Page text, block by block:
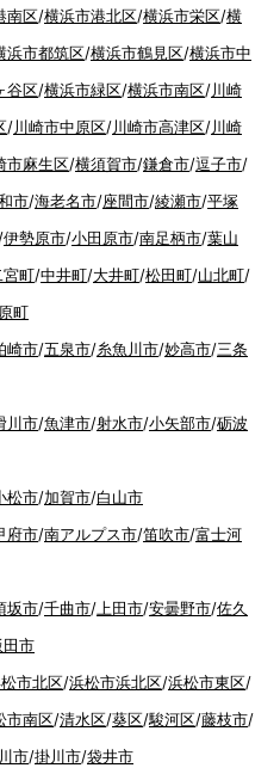
南区/横浜市港北区/横浜市栄区/横
浜市都筑区/横浜市鶴見区/横浜市中
谷区/横浜市緑区/横浜市南区/川崎
/川崎市中原区/川崎市高津区/川崎
市麻生区/横須賀市/鎌倉市/逗子市/
市/海老名市/座間市/綾瀬市/平塚
/伊勢原市/小田原市/南足柄市/葉山
宮町/中井町/大井町/松田町/山北町/
町
崎市/五泉市/糸魚川市/妙高市/三条
川市/魚津市/射水市/小矢部市/砺波
松市/加賀市/白山市
府市/南アルプス市/笛吹市/富士河
坂市/千曲市/ 上田市/安曇野市/佐久
田市
市北区/浜松市浜北区/浜松市東区/
市南区/清水区/葵区/駿河区/藤枝市/
市/掛川市/袋井市